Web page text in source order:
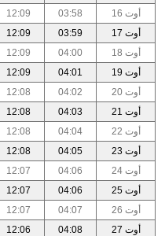
أوت 16
03:58
12:09
أوت 17
03:59
12:09
أوت 18
04:00
12:09
أوت 19
04:01
12:09
أوت 20
04:02
12:08
أوت 21
04:03
12:08
أوت 22
04:04
12:08
أوت 23
04:05
12:08
أوت 24
04:06
12:07
أوت 25
04:06
12:07
أوت 26
04:07
12:07
أوت 27
04:08
12:06